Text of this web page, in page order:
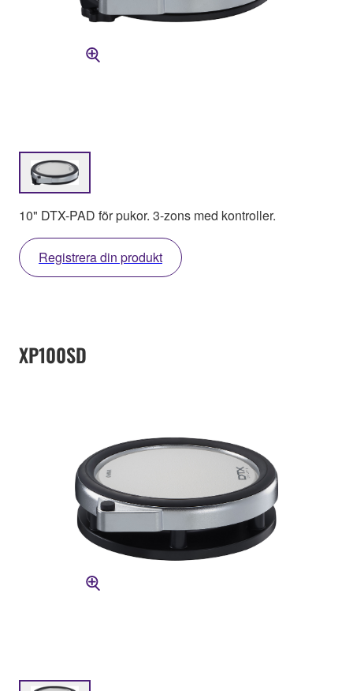
10" DTX-PAD för pukor. 3-zons med kontroller.
Registrera din produkt
XP100SD